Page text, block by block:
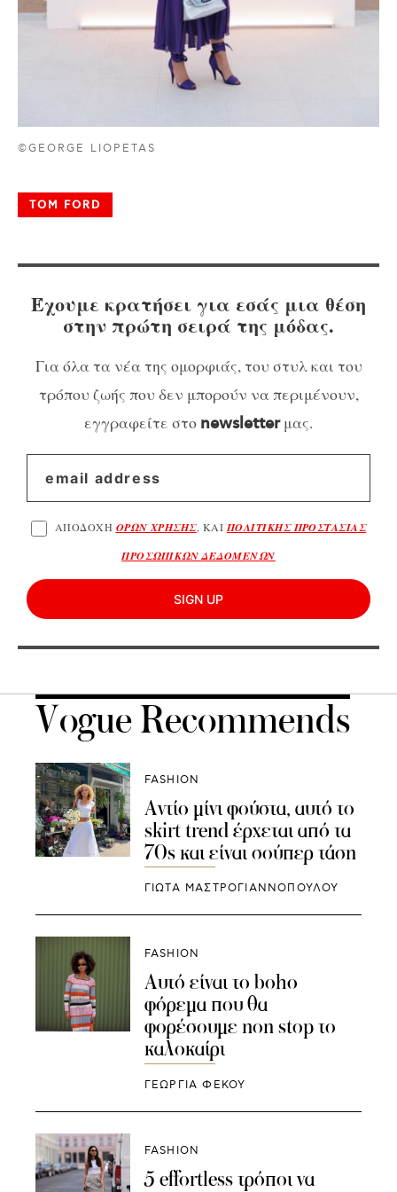
©GEORGE LIOPETAS
ΤΟΜ FORD
Έχουμε κρατήσει για εσάς μια θέση
στην πρώτη σειρά της μόδας.
Για όλα τα νέα της ομορφιάς, του στυλ και του
τρόπου ζωής που δεν μπορούν να περιμένουν,
εγγραφείτε στο newsletterμας.
ΑΠΟΔΟΧΗ ΟΡΩΝ ΧΡΗΣΗΣ, ΚΑΙ ΠΟΛΙΤΙΚΗΣ ΠΡΟΣΤΑΣΙΑΣ
ΠΡΟΣΩΠΙΚΩΝ ΔΕΔΟΜΕΝΩΝ
SIGN UP
Vogue Recommends
FASHION
Αντίο μίνι φούστα, αυτό το
skirt trend έρχεται από τα
70s και είναι σούπερ τάση
ΓΙΩΤΑ ΜΑΣΤΡΟΓΙΑΝΝΟΠΟΥΛΟΥ
FASHION
Αυτό είναι το boho
φόρεμα που θα
φορέσουμε non stop το
καλοκαίρι
ΓΕΩΡΓΙΑ ΦΕΚΟΥ
FASHION
5 effortless τρόποι να